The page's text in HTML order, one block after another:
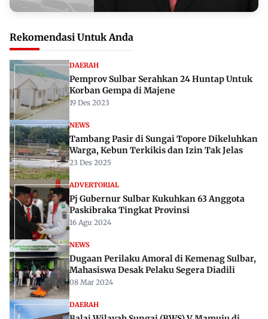
Rekomendasi Untuk Anda
DAERAH
Pemprov Sulbar Serahkan 24 Huntap Untuk
Korban Gempa di Majene
19 Des 2023
NEWS
Tambang Pasir di Sungai Topore Dikeluhkan
Warga, Kebun Terkikis dan Izin Tak Jelas
23 Des 2025
ADVERTORIAL
Pj Gubernur Sulbar Kukuhkan 63 Anggota
Paskibraka Tingkat Provinsi
16 Agu 2024
NEWS
Dugaan Perilaku Amoral di Kemenag Sulbar,
Mahasiswa Desak Pelaku Segera Diadili
08 Mar 2024
DAERAH